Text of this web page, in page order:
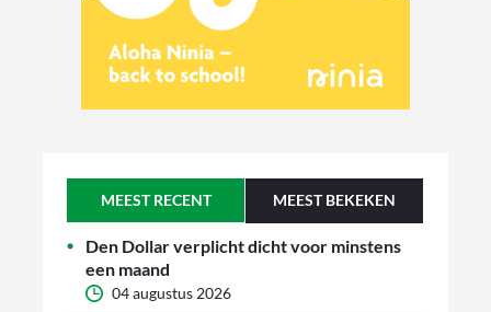
MEEST RECENT MEEST BEKEKEN
Den Dollar verplicht dicht voor minstens
een maand
04 augustus 2026